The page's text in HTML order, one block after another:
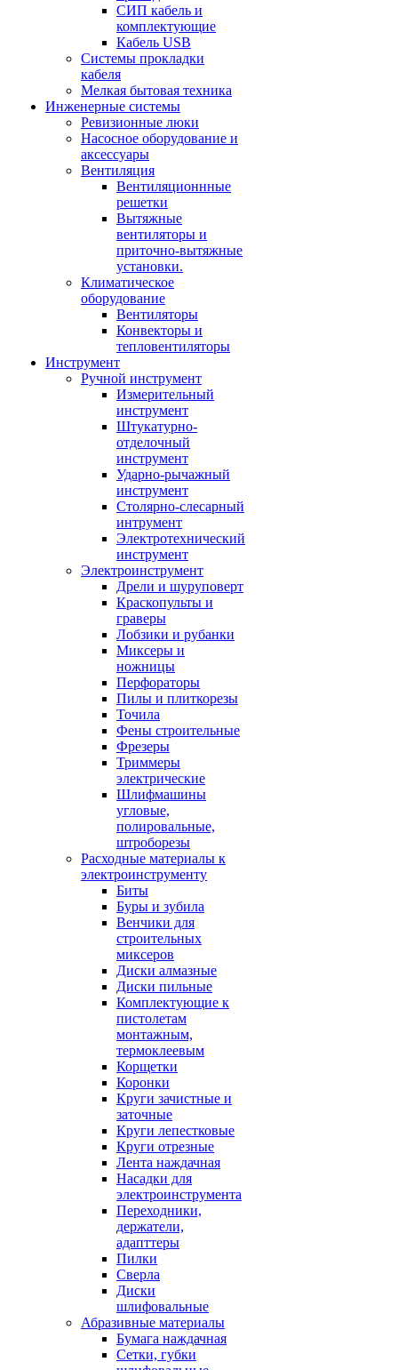
СИП кабель и
комплектующие
Кабель USB
Системы прокладки
кабеля
Мелкая бытовая техника
Инженерные системы
Ревизионные люки
Насосное оборудование и
аксессуары
Вентиляция
Вентиляционнные
решетки
Вытяжные
вентиляторы и
приточно-вытяжные
установки.
Климатическое
оборудование
Вентиляторы
Конвекторы и
тепловентиляторы
Инструмент
Ручной инструмент
Измерительный
инструмент
Штукатурно-
отделочный
инструмент
Ударно-рычажный
инструмент
Столярно-слесарный
интрумент
Электротехнический
инструмент
Электроинструмент
Дрели и шуруповерт
Краскопульты и
граверы
Лобзики и рубанки
Миксеры и
ножницы
Перфораторы
Пилы и плиткорезы
Точила
Фены строительные
Фрезеры
Триммеры
электрические
Шлифмашины
угловые,
полировальные,
штроборезы
Расходные материалы к
электроинструменту
Биты
Буры и зубила
Венчики для
строительных
миксеров
Диски алмазные
Диски пильные
Комплектующие к
пистолетам
монтажным,
термоклеевым
Корщетки
Коронки
Круги зачистные и
заточные
Круги лепестковые
Круги отрезные
Лента наждачная
Насадки для
электроинструмента
Переходники,
держатели,
адапттеры
Пилки
Сверла
Диски
шлифовальные
Абразивные материалы
Бумага наждачная
Сетки, губки